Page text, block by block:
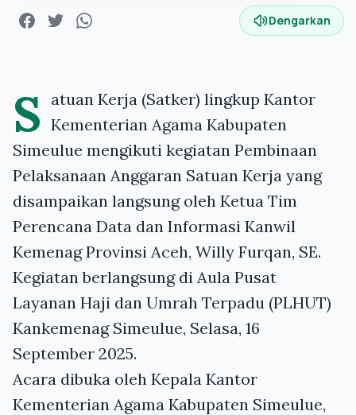
Dengarkan
S atuan Kerja (Satker) lingkup Kantor
Kementerian Agama Kabupaten
Simeulue mengikuti kegiatan Pembinaan
Pelaksanaan Anggaran Satuan Kerja yang
disampaikan langsung oleh Ketua Tim
Perencana Data dan Informasi Kanwil
Kemenag Provinsi Aceh, Willy Furqan, SE.
Kegiatan berlangsung di Aula Pusat
Layanan Haji dan Umrah Terpadu (PLHUT)
Kankemenag Simeulue, Selasa, 16
September 2025.
Acara dibuka oleh Kepala Kantor
Kementerian Agama Kabupaten Simeulue,